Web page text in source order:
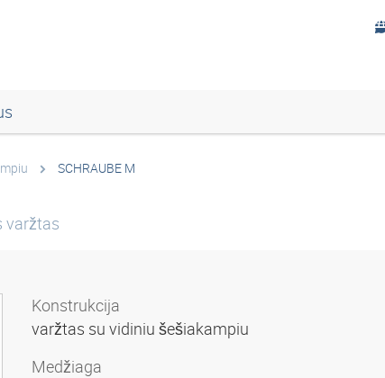
SCHRAUBE M
varžtas
Konstrukcija
varžtas su vidiniu šešiakampiu
Medžiaga